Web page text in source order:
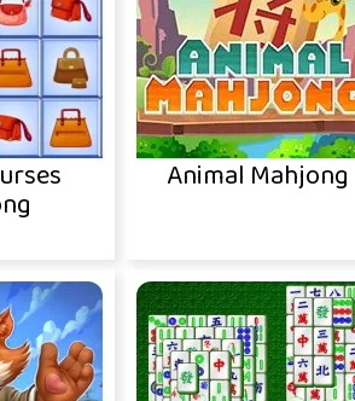
Animal Mahjong